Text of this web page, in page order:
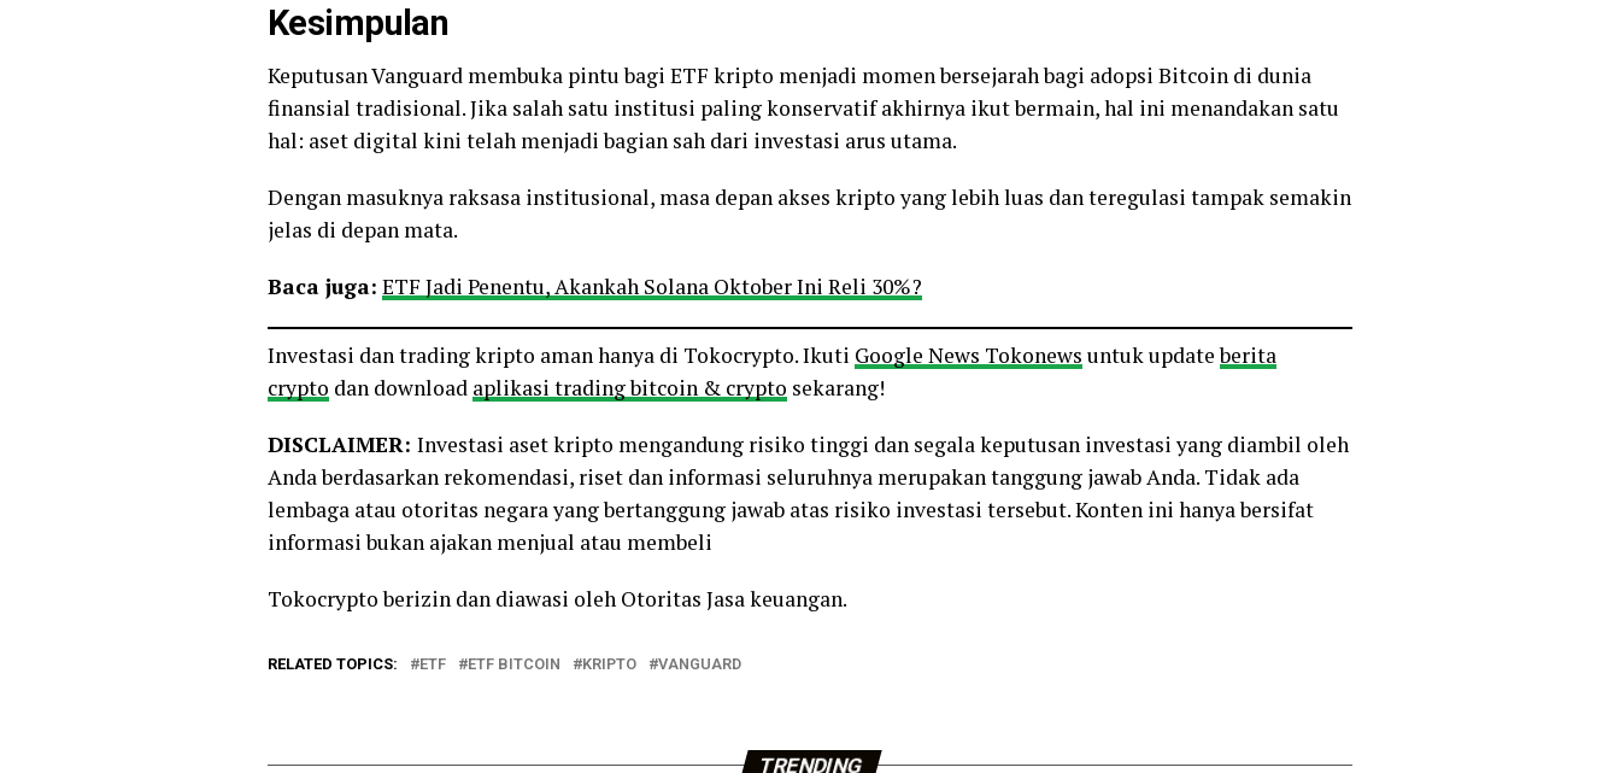
Kesimpulan
Keputusan Vanguard membuka pintu bagi ETF kripto menjadi momen bersejarah bagi adopsi Bitcoin di dunia
finansial tradisional. Jika salah satu institusi paling konservatif akhirnya ikut bermain, hal ini menandakan satu
hal: aset digital kini telah menjadi bagian sah dari investasi arus utama.
Dengan masuknya raksasa institusional, masa depan akses kripto yang lebih luas dan teregulasi tampak semakin
jelas di depan mata.
Baca juga: ETF Jadi Penentu, Akankah Solana Oktober Ini Reli 30%?
Investasi dan trading kripto aman hanya di Tokocrypto. Ikuti Google News Tokonews untuk updateberita
crypto dan download aplikasi trading bitcoin & crypto sekarang!
DISCLAIMER: Investasi aset kripto mengandung risiko tinggi dan segala keputusan investasi yang diambil oleh
Anda berdasarkan rekomendasi, riset dan informasi seluruhnya merupakan tanggung jawab Anda. Tidak ada
lembaga atau otoritas negara yang bertanggung jawab atas risiko investasi tersebut. Konten ini hanya bersifat
informasi bukan ajakan menjual atau membeli
Tokocrypto berizin dan diawasi oleh Otoritas Jasa keuangan.
RELATED TOPICS: ETF ETF BITCOIN KRIPTO VANGUARD
TRENDING